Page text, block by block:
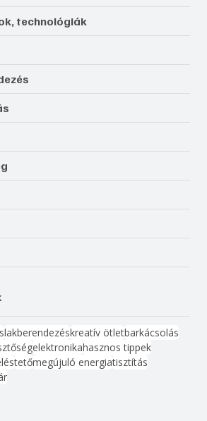
technológiák
lakberendezéskreatív ötletbarkácsolás
elektronikahasznos tippek
tetőmegújuló energiatisztítás